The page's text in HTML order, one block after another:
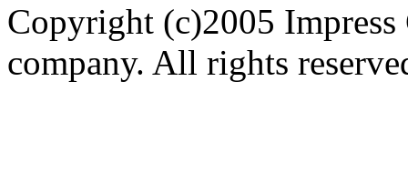
Copyright (c)2005
company. All rights